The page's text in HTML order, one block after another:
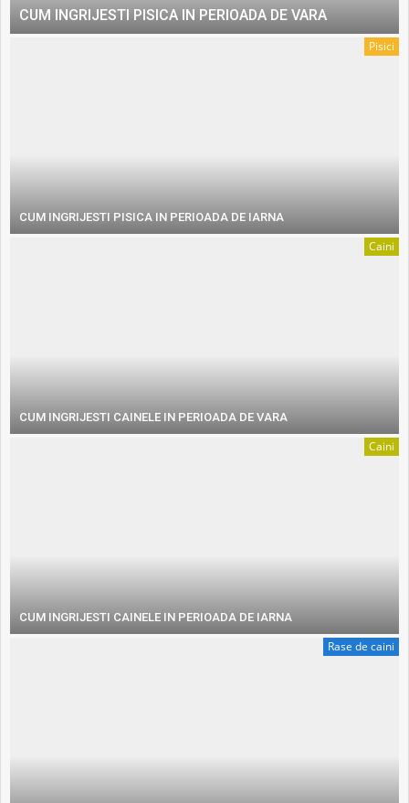
CUM INGRIJESTI PISICA IN PERIOADA DE VARA
Pisici
CUM INGRIJESTI PISICA IN PERIOADA DE IARNA
Caini
CUM INGRIJESTI CAINELE IN PERIOADA DE VARA
Caini
CUM INGRIJESTI CAINELE IN PERIOADA DE IARNA
Rase de caini